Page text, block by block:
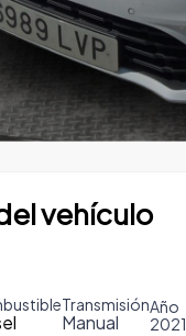
vehículo
Transmisión
Manual
Año
2021